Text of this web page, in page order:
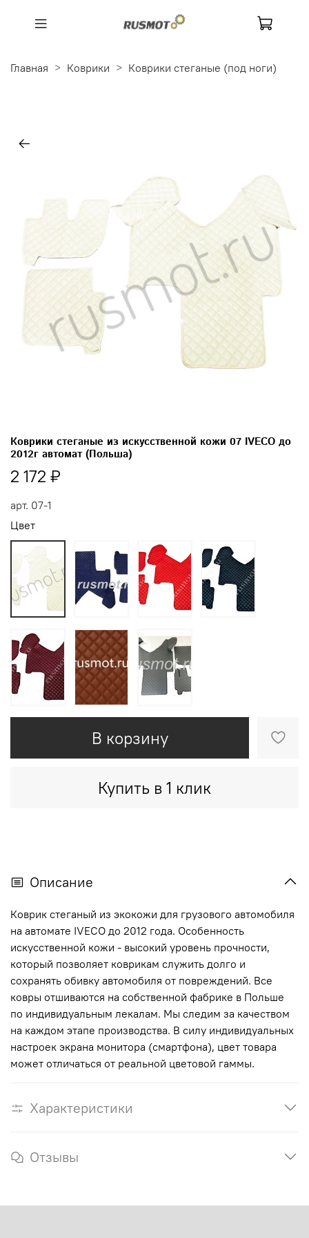
Главная Коврики Коврики стеганые (под ноги)
арт. 07-1
Коврики стеганые из искусственной кожи 07 IVECO до
2012г автомат (Польша)
2 172 ₽
В корзину
Купить в 1 клик
Цвет
Описание
Коврик стеганый из экокожи для грузового автомобиля
на автомате IVECO до 2012 года. Особенность
искусственной кожи - высокий уровень прочности,
который позволяет коврикам служить долго и
сохранять обивку автомобиля от повреждений. Все
ковры отшиваются на собственной фабрике в Польше
по индивидуальным лекалам. Мы следим за качеством
на каждом этапе производства. В силу индивидуальных
настроек экрана монитора (смартфона), цвет товара
может отличаться от реальной цветовой гаммы.
Характеристики
Отзывы